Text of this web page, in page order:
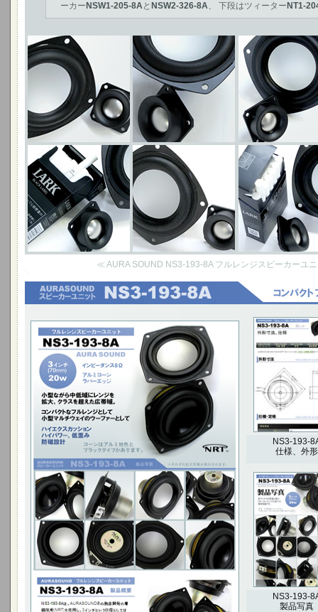
ーカー NSW1-205-8Aと NSW2-326-8A、 下段はツィーター NT1-
≪ AURA SOUND NS3-193-8A フルレンジスピーカーユ
小型ながら中低域にレンジを拡大、クラスを超え
た広帯域。
コンパクトなフルレンジとして小型マルチウェイ
のウーファーとして
ハイエクスカッション ハイパワー、低歪み 防磁設
3インチ(70mm) 20W
NS3-193-
仕様、外形
NS3-193-
製品写真